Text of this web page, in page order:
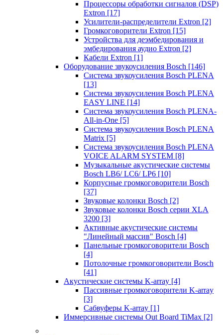
Процессоры обработки сигналов (DSP)
Extron [17]
Усилители-распределители Extron [2]
Громкоговорители Extron [15]
Устройства для деэмбедирования и
эмбедирования аудио Extron [2]
Кабели Extron [1]
Оборудование звукоусиления Bosch [146]
Система звукоусиления Bosch PLENA
[13]
Система звукоусиления Bosch PLENA
EASY LINE [14]
Система звукоусиления Bosch PLENA-
All-in-One [5]
Система звукоусиления Bosch PLENA
Matrix [5]
Система звукоусиления Bosch PLENA
VOICE ALARM SYSTEM [8]
Музыкальные акустические системы
Bosch LB6/ LC6/ LP6 [10]
Корпусные громкоговорители Bosch
[37]
Звуковые колонки Bosch [2]
Звуковые колонки Bosch серии XLA
3200 [3]
Активные акустические системы
"Линейный массив" Bosch [4]
Панельные громкоговорители Bosch
[4]
Потолочные громкоговорители Bosch
[41]
Акустические системы K-array [4]
Пассивные громкоговорители K-array
[3]
Сабвуферы K-array [1]
Иммерсивные системы Out Board TiMax [2]